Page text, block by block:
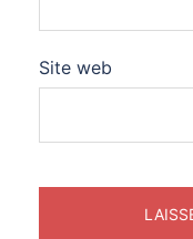
Site web